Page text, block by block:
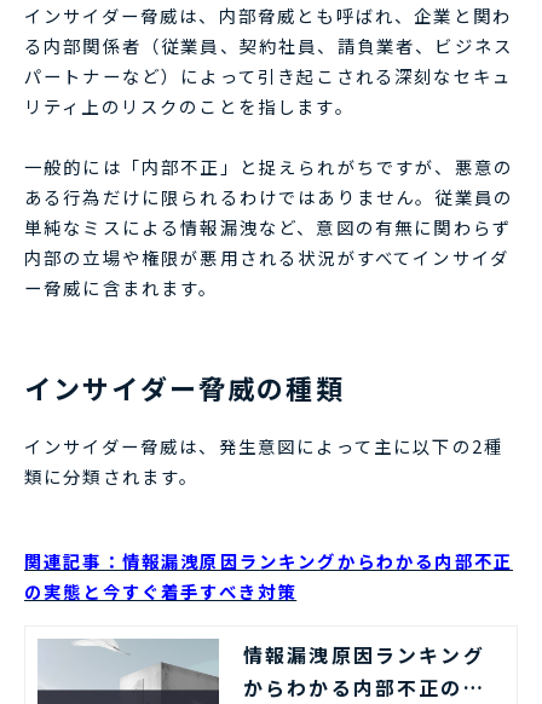
インサイダー脅威は、内部脅威とも呼ばれ、企業と関わ
る内部関係者（従業員、契約社員、請負業者、ビジネス
パートナーなど）によって引き起こされる深刻なセキュ
リティ上のリスクのことを指します。
一般的には「内部不正」と捉えられがちですが、悪意の
ある行為だけに限られるわけではありません。従業員の
単純なミスによる情報漏洩など、意図の有無に関わらず
内部の立場や権限が悪用される状況がすべてインサイダ
ー脅威に含まれます。
インサイダー脅威の種類
インサイダー脅威は、発生意図によって主に以下の2種
類に分類されます。
関連記事：情報漏洩原因ランキングからわかる内部不正
の実態と今すぐ着手すべき対策
情報漏洩原因ランキング
からわかる内部不正の実